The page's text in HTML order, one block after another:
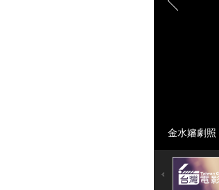
金水嬸劇照